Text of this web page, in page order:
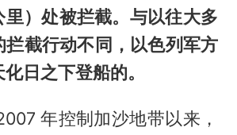
）处被拦截。与以往大多
拦截行动不同，以色列军方
日之下登船的。
年控制加沙地带以来，